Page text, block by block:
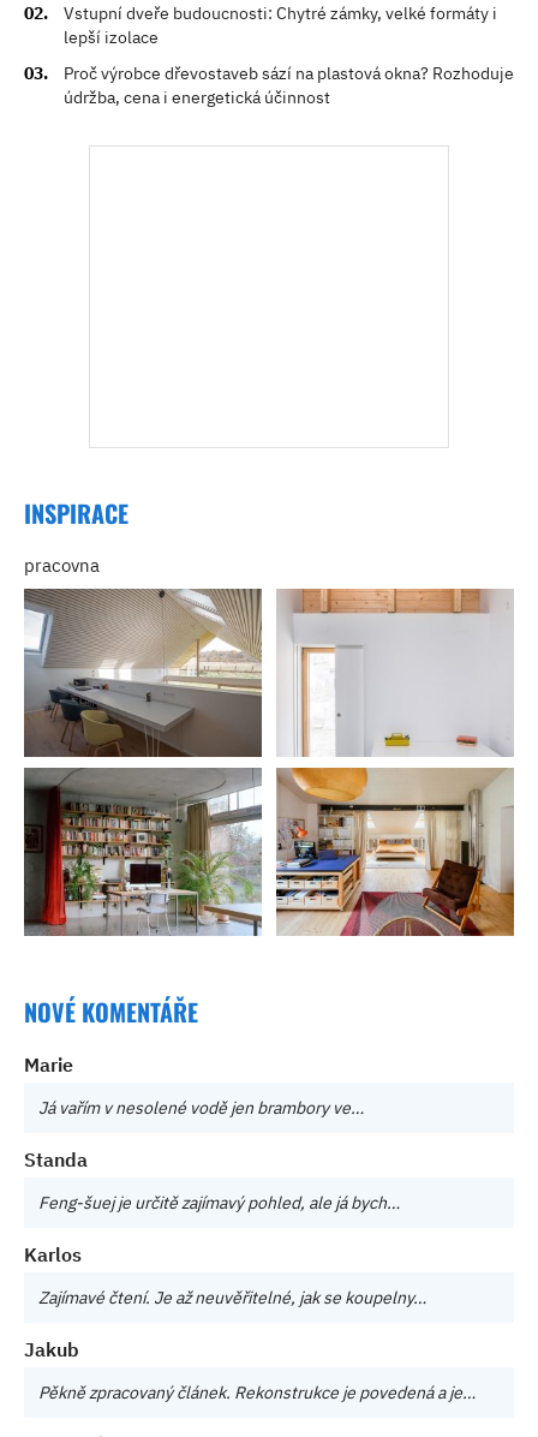
Vstupní dveře budoucnosti: Chytré zámky, velké formáty i
lepší izolace
Proč výrobce dřevostaveb sází na plastová okna? Rozhoduje
údržba, cena i energetická účinnost
INSPIRACE
pracovna
NOVÉ KOMENTÁŘE
Marie
Já vařím v nesolené vodě jen brambory ve…
Standa
Feng-šuej je určitě zajímavý pohled, ale já bych…
Karlos
Zajímavé čtení. Je až neuvěřitelné, jak se koupelny…
Jakub
Pěkně zpracovaný článek. Rekonstrukce je povedená a je…